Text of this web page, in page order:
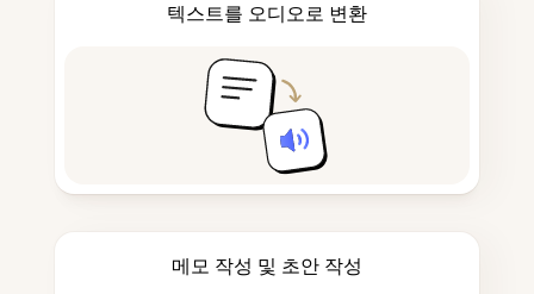
텍스트를 오디오로 변환
메모 작성 및 초안 작성